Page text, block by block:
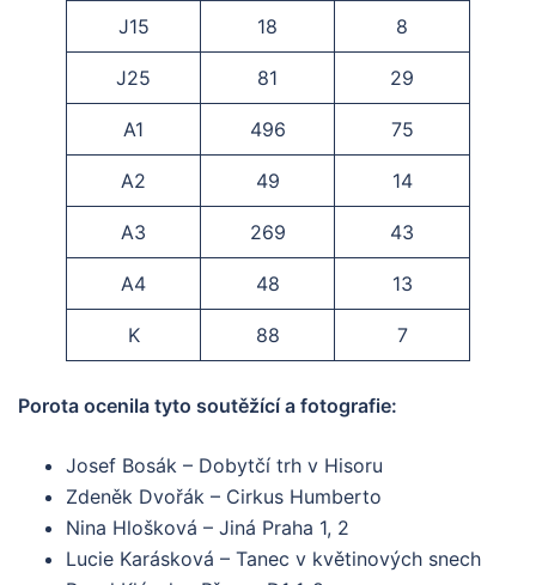
J15 18 8
J25 81 29
A1 496 75
A2 49 14
A3 269 43
A4 48 13
K 88 7
Porota ocenila tyto soutěžící a fotografie:
Josef Bosák – Dobytčí trh v Hisoru
Zdeněk Dvořák – Cirkus Humberto
Nina Hlošková – Jiná Praha 1, 2
Lucie Karásková – Tanec v květinových snech